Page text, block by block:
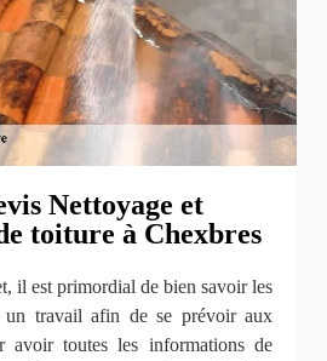
Nettoyage et
toiture à Chexbres
il est primordial de bien savoir les
un travail afin de se prévoir aux
avoir toutes les informations de